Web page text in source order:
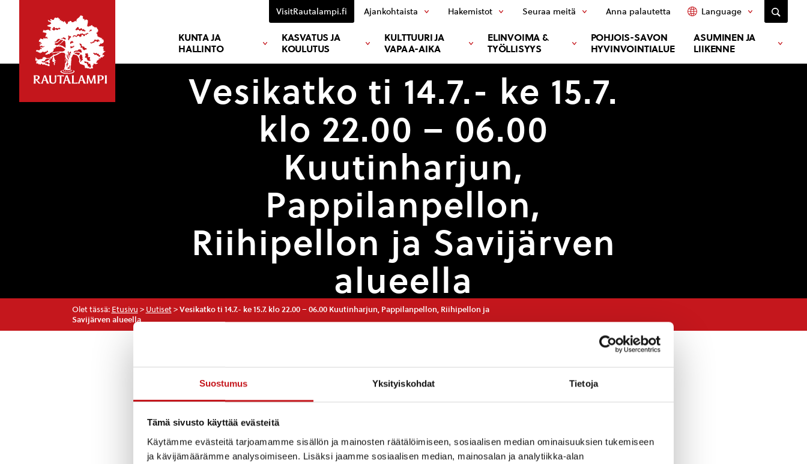
Suostumus Yksityiskohdat Tietoja
Tämä sivusto käyttää evästeitä
Käytämme evästeitä tarjoamamme sisällön ja mainosten räätälöimiseen, sosiaalisen median ominaisuuksien tukemiseen
ja kävijämäärämme analysoimiseen. Lisäksi jaamme sosiaalisen median, mainosalan ja analytiikka-alan
KUNTA JA
HALLINTO
KASVATUS JA
KOULUTUS
KULTTUURI JA
VAPAA-AIKA
ELINVOIMA &
TYÖLLISYYS
POHJOIS-SAVON
HYVINVOINTIALUE
ASUMINEN JA
LIIKENNE
VisitRautalampi.fi Ajankohtaista Hakemistot Seuraa meitä Anna palautetta Language
Vesikatko ti 14.7.- ke 15.7.
klo 22.00 – 06.00
Kuutinharjun,
Pappilanpellon,
Riihipellon ja Savijärven
alueella
Olet tässä: Etusivu > Uutiset> Vesikatko ti 14.7.- ke 15.7. klo 22.00 – 06.00 Kuutinharjun, Pappilanpellon, Riihipellon ja
Savijärven alueella
Uutiset ASUMINEN JA YMPÄRISTÖ,KADUT JA TIET 13.7.2020 — 10:16
Vesiputken saneerauksen takia vedenjakelu Kuutinharjun, Pappilanpellon ja
saakka. Vesikatkosta ilmoitettiin aiemmin mutta sitä jouduttiin siirtämään.